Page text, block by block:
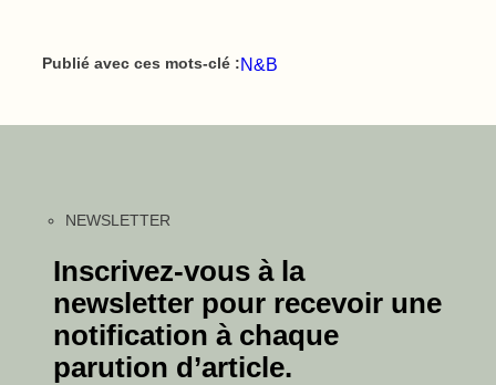
Publié avec ces mots-clé :N&B
NEWSLETTER
Inscrivez-vous à la
newsletter pour recevoir une
notification à chaque
parution d’article.